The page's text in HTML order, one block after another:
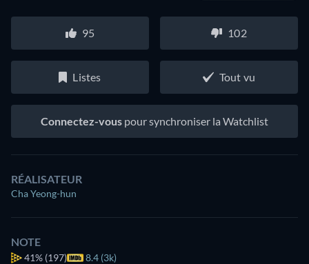
95 102
Listes Tout vu
Connectez-vous pour synchroniser la Watchlist
RÉALISATEUR
Cha Yeong-hun
NOTE
41% (197) 8.4 (3k)